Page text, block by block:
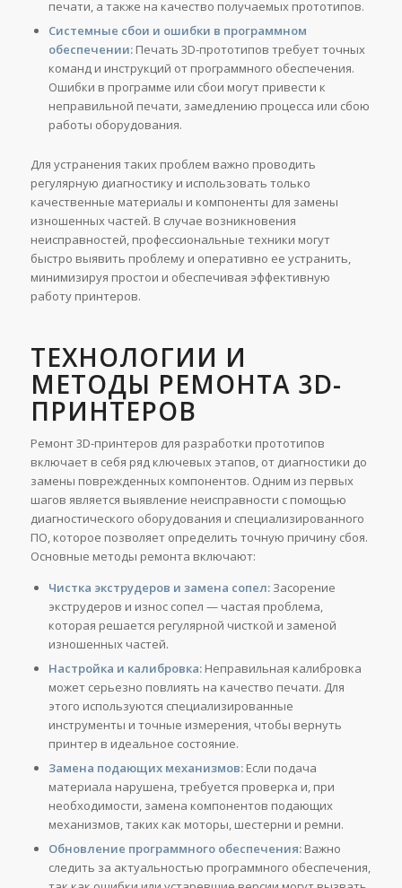
печати, а также на качество получаемых прототипов.
Системные сбои и ошибки в программном
обеспечении:Печать 3D-прототипов требует точных
команд и инструкций от программного обеспечения.
Ошибки в программе или сбои могут привести к
неправильной печати, замедлению процесса или сбою
работы оборудования.
Для устранения таких проблем важно проводить
регулярную диагностику и использовать только
качественные материалы и компоненты для замены
изношенных частей. В случае возникновения
неисправностей, профессиональные техники могут
быстро выявить проблему и оперативно ее устранить,
минимизируя простои и обеспечивая эффективную
работу принтеров.
ТЕХНОЛОГИИ И
МЕТОДЫ РЕМОНТА 3D-
ПРИНТЕРОВ
Ремонт 3D-принтеров для разработки прототипов
включает в себя ряд ключевых этапов, от диагностики до
замены поврежденных компонентов. Одним из первых
шагов является выявление неисправности с помощью
диагностического оборудования и специализированного
ПО, которое позволяет определить точную причину сбоя.
Основные методы ремонта включают:
Чистка экструдеров и замена сопел:Засорение
экструдеров и износ сопел — частая проблема,
которая решается регулярной чисткой и заменой
изношенных частей.
Настройка и калибровка:Неправильная калибровка
может серьезно повлиять на качество печати. Для
этого используются специализированные
инструменты и точные измерения, чтобы вернуть
принтер в идеальное состояние.
Замена подающих механизмов:Если подача
материала нарушена, требуется проверка и, при
необходимости, замена компонентов подающих
механизмов, таких как моторы, шестерни и ремни.
Обновление программного обеспечения:Важно
следить за актуальностью программного обеспечения,